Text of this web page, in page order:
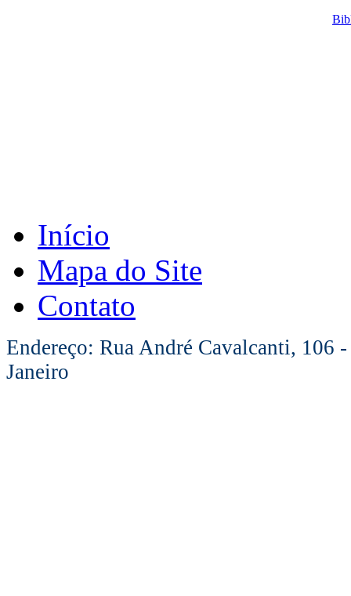
Início
Mapa do Site
Contato
Endereço: Rua André Cavalcanti, 106
Janeiro